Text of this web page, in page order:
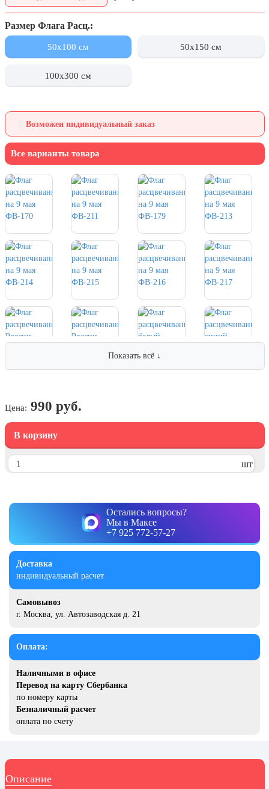
27 марта, День театра
1 апреля, День смеха
День геолога (первое воскресенье
12 апреля, День космонавтики
18 апреля, Дни исторического и
6 мая, День герба и флага города
Москвы
9 мая, День Победы
24 мая, День славянской
письменности и культуры
1 июня, День защиты детей
8 июня, День социального работника
День медицинского работника
22 июня, День памяти и скорби
Выпускной для школ и ВУЗов
подпольщиков
3 июля, День ГАИ (ГИБДД)
Верности
День рыбака (второе воскресенье
июля)
28 июля, День Крещения Руси
2 августа, День ВДВ
Размер Флага Расц.:
50x100 см 50x150 см
100x300 см
Возможен индивидуальный заказ
Все варианты товара
Показать всё ↓
Цена: 990 руб.
В корзину
шт
Остались вопросы?
Мы в Максе
+7 925 772-57-27
Доставка
индивидуальный расчет
Самовывоз
г. Москва, ул. Автозаводская д. 21
Оплата:
Наличными в офисе
Перевод на карту Сбербанка
по номеру карты
Безналичный расчет
оплата по счету
Описание